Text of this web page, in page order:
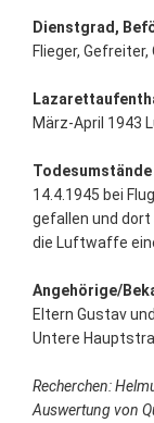
Dienstgrad,
Flieger,
März-April 1943
Todesumstände
14.4.1945 bei
gefallen und
die Luftwaffe
Angehörige/
Eltern Gustav
Untere
Recherchen:
Auswertung von